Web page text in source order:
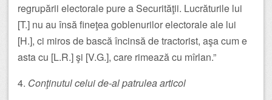
regrupării electorale pure a Securităţii. Lucrăturile lui
[T.] nu au însă fineţea goblenurilor electorale ale lui
[H.], ci miros de bască încinsă de tractorist, aşa cum e
asta cu [L.R.] şi [V.G.], care rimează cu mîrlan.”
4. Conţinutul celui de-al patrulea articol